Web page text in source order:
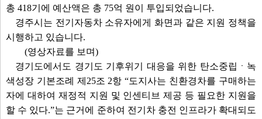
총 418기에 예산액은 총 75억 원이 투입되었습니다.
경주시는 전기자동차 소유자에게 화면과 같은 지원 정책을
시행하고 있습니다.
(영상자료를 보며)
경기도에서도 경기도 기후위기 대응을 위한 탄소중립ㆍ녹
색성장 기본조례 제25조 2항 “도지사는 친환경차를 구매하는
자에 대하여 재정적 지원 및 인센티브 제공 등 필요한 지원을
할 수 있다.”는 근거에 준하여 전기차 충전 인프라가 확대되도